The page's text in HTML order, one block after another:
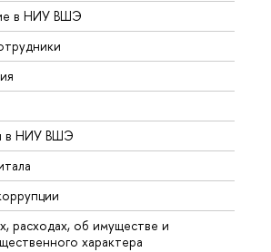
в НИУ ВШЭ
в НИУ ВШЭ
расходах, об имуществе и
характера